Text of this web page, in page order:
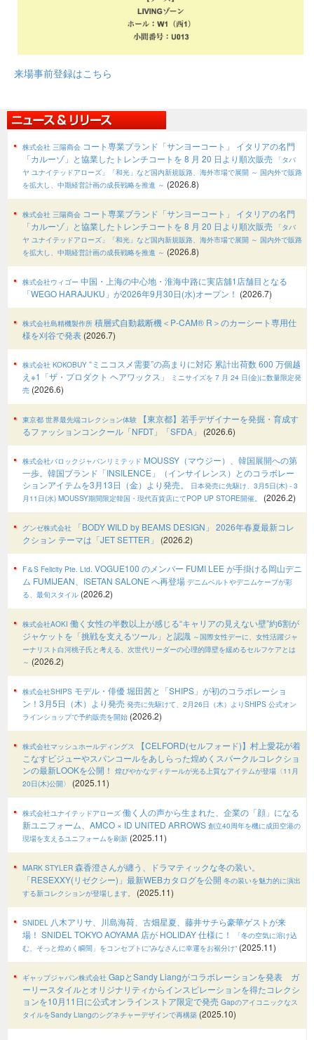
来場事前登録はこちら
株式会社 三陽商会 コート専業ブランド「サンヨーコート」 イタリアの名門
「カルーゾ」と協業したトレンチコートを 8 月 20 日より順次販売 「タバ
ヤ ユナイテッドアローズ」「和光」など国内新規販路、海外市場で展開 ～ 国内外で販路
を拡大し、中期経営計画の成長戦略を推進 ～ (2026.8)
株式会社 三陽商会 コート専業ブランド「サンヨーコート」 イタリアの名門
「カルーゾ」と協業したトレンチコートを 8 月 20 日より順次販売 「タバ
ヤ ユナイテッドアローズ」「和光」など国内新規販路、海外市場で展開 ～ 国内外で販路
を拡大し、中期経営計画の成長戦略を推進 ～ (2026.8)
株式会社ウィゴー 中国・上海の中心地・淮海中路に実店舖1店舗目となる
「WEGO HARAJUKU」が2026年9月30日(水)オープン！ (2026.7)
株式会社島精機製作所 積層式自動裁断機＜P-CAM® R＞のカーシート専用仕
様を刈谷で発表 (2026.7)
株式会社 KOKOBUY “ミニコスメ需要”の高まりに対応 累計出荷数 600 万個越
え※1「ザ・プロダクト ヘアワックス」
ミニサイズを 7 月 24 日(金)に数量限定発
売 (2026.6)
東京都 世界最先端コレクション体験 【東京都】若手デザイナーを発掘・育成す
るファッションコンクール「NFDT」「SFDA」
(2026.6)
株式会社バロックジャパンリミテッド MOUSSY（マウジー）、韓国展開への第
一歩。韓国ブランド「INSILENCE」（インサイレンス）とのコラボレー
ションアイテムを3月13日（金）より発売。
日本発売に先駆け、3月5日(木) - 3
月11日(水) MOUSSY期間限定韓国・現代百貨店にてPOP UP STORE開催。
(2026.2)
グンゼ株式会社 「BODY WILD by BEAMS DESIGN」 2026年春夏最新コレ
クション テーマは「JET SETTER」
(2026.2)
F＆S Felicity Pte. Ltd. VOGUE100 のメンバー FUMI LEE が手掛ける岡山デニ
ム FUMIJEAN、ISETAN SALONE へ再登場 デニムベルトやデニムケープが彩
る、最旬スタイル (2026.2)
株式会社AOKI 働く女性の半数以上が感じる“キャリアの見えない壁”約6割が
ジャケットを「挑戦を支えるツール」と認識 ～国際女性デーに、女性活躍ジャ
ーナリスト白河桃子氏と考える、次世代リーダーの心理的障壁を緩めるセルフケアとは
～ (2026.2)
株式会社SHIPS モデル・俳優 堀田茜と「SHIPS」が初のコラボレーショ
ン！3月5日（木）より発売 発売に先駆けて、2月26日（木）よりSHIPS 公式オン
ラインショップで予約販売を開始 (2026.2)
株式会社マッシュホールディングス
【CELFORD(セルフォード)】村上愛花が着
こなすビジューやスパンコールをあしらった煌めくスパークルコレクショ
ンの最新LOOKを公開！ 煌びやかなディテールが光る上質なアイテムが登場〈11月
20日(木)公開〉
(2025.11)
株式会社ユナイテッドアローズ 働く人の声から生まれた、企業の「顔」になる
新ユニフォーム、AMCO × ID UNITED ARROWS 創立40周年を機に成田空港の
現場を支えるユニフォームを刷新 (2025.11)
MARK STYLER 森香澄さんが纏う、ドラマティックな冬の装い。
「RESEXXY(リゼクシー)」最新WEBカタログを公開 冬の装いを魅力的に演出
する新コレクションが登場します。
(2025.11)
SNIDEL 八木アリサ、川島海荷、古畑星夏、藤井サチら豪華ゲストが来
場！ SNIDEL TOKYO AOYAMA 店が HOLIDAY 仕様に！
「冬の空気に溶け込
む、そっと煌めく瞬間」をコンセプトに“みなさんに幸運をお裾分け“ (2025.11)
ギャップジャパン株式会社 GapとSandy Liangがコラボレーションを発表 ガ
ーリースタイルとオリジナリティからインスピレーションを得たコレクシ
ョンを10月11日に公式オンラインストア限定で発売 Gapのアイコニックなス
タイルをSandy Liangのシグネチャーデザインで再構築 (2025.10)